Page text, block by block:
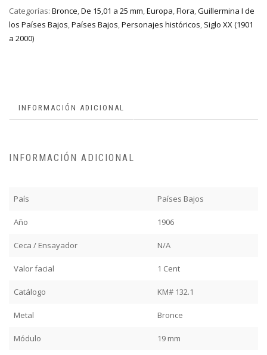
Categorías: Bronce,De 15,01 a 25 mm,Europa,Flora,Guillermina I de
los Países Bajos,Países Bajos,Personajes históricos, Siglo XX (1901
a 2000)
INFORMACIÓN ADICIONAL
INFORMACIÓN ADICIONAL
País Países Bajos
Año 1906
Ceca / Ensayador N/A
Valor facial 1 Cent
Catálogo KM# 132.1
Metal Bronce
Módulo 19 mm